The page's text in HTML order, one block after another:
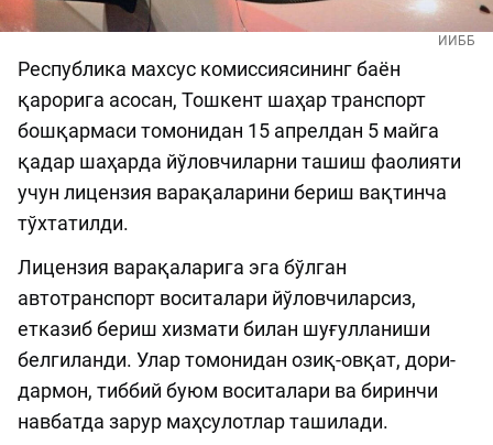
ИИББ
Республика махсус комиссиясининг баён
қарорига асосан, Тошкент шаҳар транспорт
бошқармаси томонидан 15 апрелдан 5 майга
қадар шаҳарда йўловчиларни ташиш фаолияти
учун лицензия варақаларини бериш вақтинча
тўхтатилди.
Лицензия варақаларига эга бўлган
автотранспорт воситалари йўловчиларсиз,
етказиб бериш хизмати билан шуғулланиши
белгиланди. Улар томонидан озиқ-овқат, дори-
дармон, тиббий буюм воситалари ва биринчи
навбатда зарур маҳсулотлар ташилади.